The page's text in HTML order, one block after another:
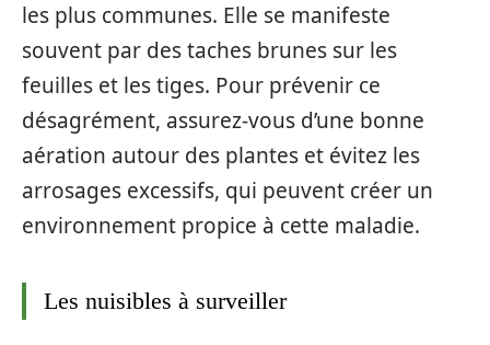
les plus communes. Elle se manifeste
souvent par des taches brunes sur les
feuilles et les tiges. Pour prévenir ce
désagrément, assurez-vous d’une bonne
aération autour des plantes et évitez les
arrosages excessifs, qui peuvent créer un
environnement propice à cette maladie.
Les nuisibles à surveiller